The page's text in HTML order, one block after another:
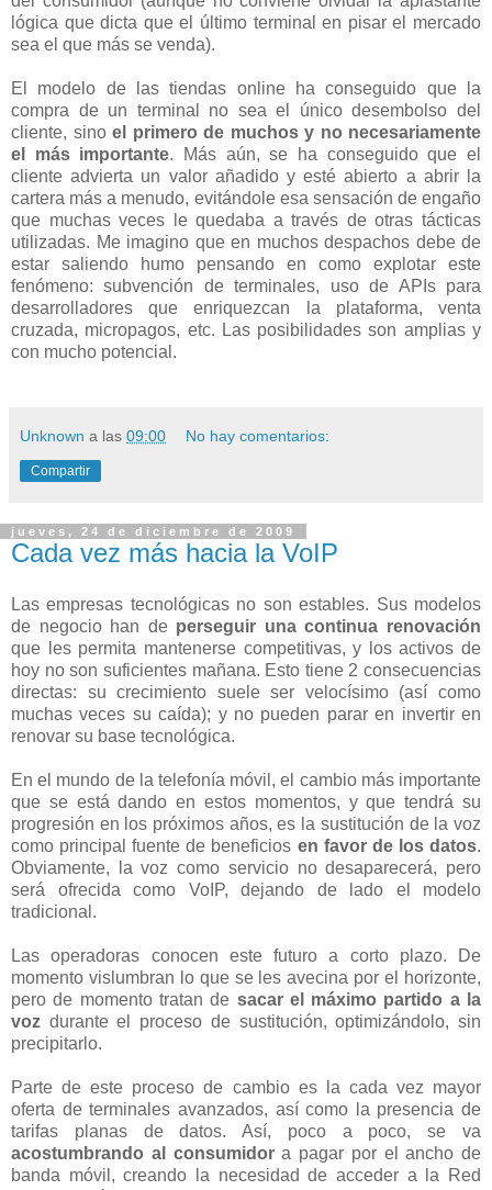
lógica que dicta que el último terminal en pisar el mercado
sea el que más se venda).
El modelo de las tiendas online ha conseguido que la
compra de un terminal no sea el único desembolso del
cliente, sino el primero de muchos y no necesariamente
el más importante. Más aún, se ha conseguido que el
cliente advierta un valor añadido y esté abierto a abrir la
cartera más a menudo, evitándole esa sensación de engaño
que muchas veces le quedaba a través de otras tácticas
utilizadas. Me imagino que en muchos despachos debe de
estar saliendo humo pensando en como explotar este
fenómeno: subvención de terminales, uso de APIs para
desarrolladores que enriquezcan la plataforma, venta
cruzada, micropagos, etc. Las posibilidades son amplias y
con mucho potencial.
Unknown a las 09:00 No hay comentarios:
Compartir
jueves, 24 de diciembre de 2009
Cada vez más hacia la VoIP
Las empresas tecnológicas no son estables. Sus modelos
de negocio han de perseguir una continua renovación
que les permita mantenerse competitivas, y los activos de
hoy no son suficientes mañana. Esto tiene 2 consecuencias
directas: su crecimiento suele ser velocísimo (así como
muchas veces su caída); y no pueden parar en invertir en
renovar su base tecnológica.
En el mundo de la telefonía móvil, el cambio más importante
que se está dando en estos momentos, y que tendrá su
progresión en los próximos años, es la sustitución de la voz
como principal fuente de beneficios en favor de los datos.
Obviamente, la voz como servicio no desaparecerá, pero
será ofrecida como VoIP, dejando de lado el modelo
tradicional.
Las operadoras conocen este futuro a corto plazo. De
momento vislumbran lo que se les avecina por el horizonte,
pero de momento tratan de sacar el máximo partido a la
voz durante el proceso de sustitución, optimizándolo, sin
precipitarlo.
Parte de este proceso de cambio es la cada vez mayor
oferta de terminales avanzados, así como la presencia de
tarifas planas de datos. Así, poco a poco, se va
acostumbrando al consumidora pagar por el ancho de
banda móvil, creando la necesidad de acceder a la Red